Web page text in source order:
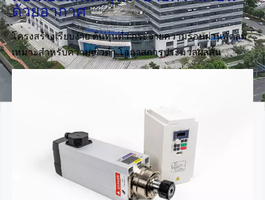
ด้วยอากาศ
โครงสร้างเรียบง่าย ต้นทุนต่ำ กระจายความร้อนผ่านพัดลม
เหมาะสำหรับความเร็วต่ำ โอกาสการประมวลผลสั้น